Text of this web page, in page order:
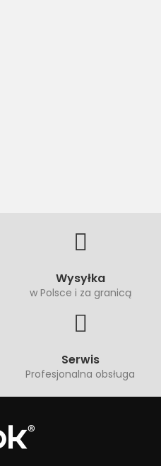
Wysyłka
w Polsce i za granicą
Serwis
Profesjonalna obsługa